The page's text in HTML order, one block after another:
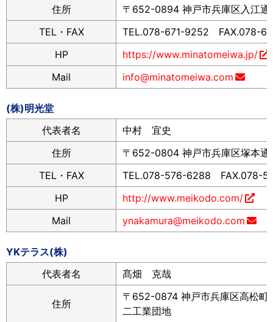
住所
〒652-0894 神戸市兵庫区入江通
TEL・FAX
TEL.078-671-9252 FAX.078-
HP
https://www.minatomeiwa.jp/
Mail
info@minatomeiwa.com
(株)明光堂
代表者名
中村 宜史
住所
〒652-0804 神戸市兵庫区塚本
TEL・FAX
TEL.078-576-6288 FAX.078-
HP
http://www.meikodo.com/
Mail
ynakamura@meikodo.com
YKテラス(株)
代表者名
髙畑 克哉
住所
〒652-0874 神戸市兵庫区高松町
二工業団地